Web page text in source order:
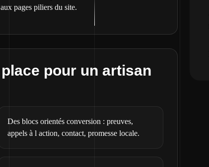
pages piliers du site.
pour un artisan
Des blocs orientés conversion : preuves,
appels à l action, contact, promesse locale.